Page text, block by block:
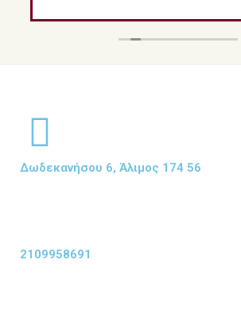
Δωδεκανήσου 6, Άλιμος 174 56
2109958691